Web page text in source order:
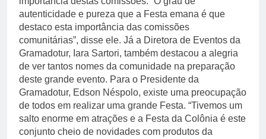
autenticidade e pureza que a Festa emana é que
destaco esta importância das comissões
comunitárias”, disse ele. Já a Diretora de Eventos da
Gramadotur, Iara Sartori, também destacou a alegria
de ver tantos nomes da comunidade na preparação
deste grande evento. Para o Presidente da
Gramadotur, Edson Néspolo, existe uma preocupação
de todos em realizar uma grande Festa. “Tivemos um
salto enorme em atrações e a Festa da Colônia é este
conjunto cheio de novidades com produtos da